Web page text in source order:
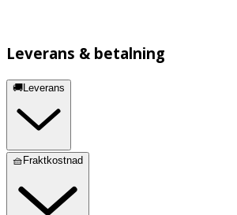
Leverans & betalning
🚚Leverans
🧺Fraktkostnad